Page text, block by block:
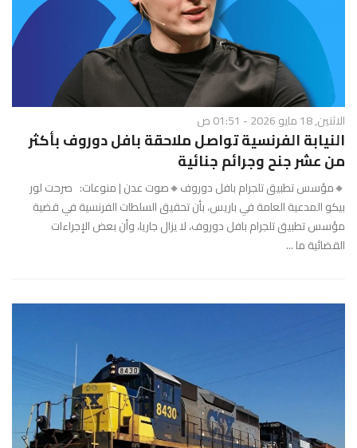
الاثنين, 18 مايو 2026 - 01:51 ص
النيابة الفرنسية تواصل ملاحقة بافل دوروف بأكثر
من عشر جنح وجرائم جنائية
🔸مؤسس تطبيق تلجرام بافل دوروف🔸صوت عدن | منوعات: صرحت لور
بيكو المدعية العامة في باريس، بأن تحقيق السلطات الفرنسية في قضية
مؤسس تطبيق تلجرام بافل دوروف، لا يزال جاريا، وأن بعض الإجراءات
القضائية ما ...